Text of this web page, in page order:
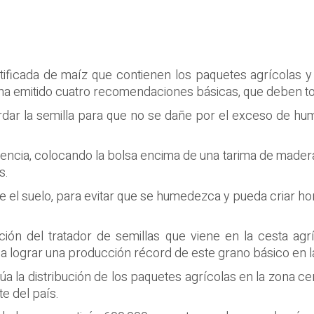
de maíz que contienen los paquetes agrícolas
emitido cuatro recomendaciones básicas, que deben
la semilla para que no se dañe por el exceso de
colocando la bolsa encima de una tarima de
suelo, para evitar que se humedezca y pueda criar
del tratador de semillas que viene en la cesta
lograr una producción récord de este grano básico en
la distribución de los paquetes agrícolas en la zona
del país.